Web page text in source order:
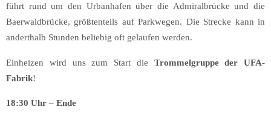
führt rund um den Urbanhafen über die Admiralbrücke und die
Baerwaldbrücke, größtenteils auf Parkwegen. Die Strecke kann in
anderthalb Stunden beliebig oft gelaufen werden.
Einheizen wird uns zum Start die Trommelgruppe der UFA-
Fabrik!
18:30 Uhr – Ende